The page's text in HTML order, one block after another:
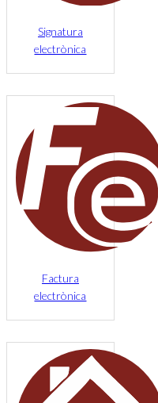
Signatura
electrònica
Factura
electrònica